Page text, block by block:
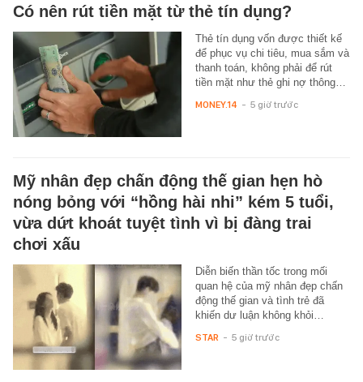
Có nên rút tiền mặt từ thẻ tín dụng?
Thẻ tín dụng vốn được thiết kế
để phục vụ chi tiêu, mua sắm và
thanh toán, không phải để rút
tiền mặt như thẻ ghi nợ thông…
MONEY.14 - 5 giờ trước
Mỹ nhân đẹp chấn động thế gian hẹn hò
nóng bỏng với “hồng hài nhi” kém 5 tuổi,
vừa dứt khoát tuyệt tình vì bị đàng trai
chơi xấu
Diễn biến thần tốc trong mối
quan hệ của mỹ nhân đẹp chấn
động thế gian và tình trẻ đã
khiến dư luận không khỏi…
STAR - 5 giờ trước